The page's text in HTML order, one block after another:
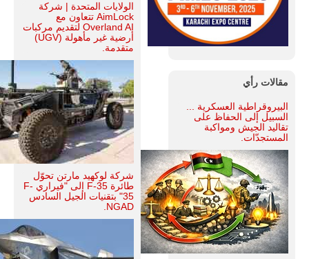
مقالات رأي
البيروقراطية العسكرية ...
السبيل إلى الحفاظ على
تقاليد الجيش ومواكبة
المستجدّات.
الولايات المتحدة | شركة
AimLock تتعاون مع
Overland AI لتقديم مركبات
أرضية غير مأهولة (UGV)
متقدمة.
شركة لوكهيد مارتن تحوّل
طائرة F-35 إلى "فيراري F-
35" بتقنيات الجيل السادس
NGAD.